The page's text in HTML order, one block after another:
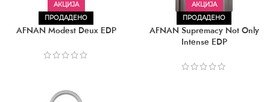
АКЦИЈА
ПРОДАДЕНО
AFNAN Modest Deux EDP
АКЦИЈА
ПРОДАДЕНО
AFNAN Supremacy Not Only
Intense EDP